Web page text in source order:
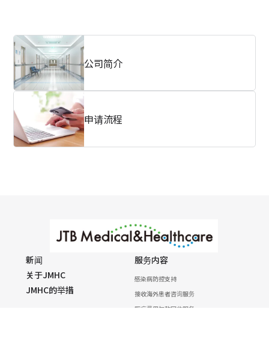
公司简介
申请流程
新闻
关于JMHC
JMHC的举措
服务内容
感染病防控支持
接收海外患者咨询服务
医疗费用欠款回收服务